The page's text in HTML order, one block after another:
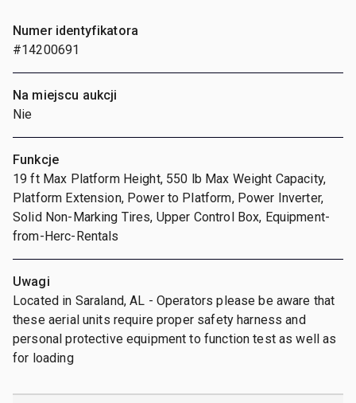
Numer identyfikatora
#14200691
Na miejscu aukcji
Nie
Funkcje
19 ft Max Platform Height, 550 lb Max Weight Capacity,
Platform Extension, Power to Platform, Power Inverter,
Solid Non-Marking Tires, Upper Control Box, Equipment-
from-Herc-Rentals
Uwagi
Located in Saraland, AL - Operators please be aware that
these aerial units require proper safety harness and
personal protective equipment to function test as well as
for loading